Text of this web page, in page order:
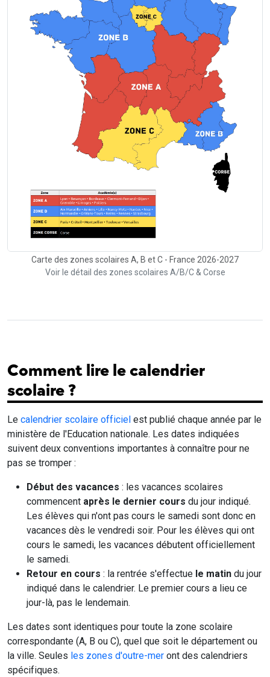
Carte des zones scolaires A, B et C - France 2026-2027
Voir le détail des zones scolaires A/B/C & Corse
Comment lire le calendrier
scolaire ?
Le calendrier scolaire officiel est publié chaque année par le
ministère de l'Education nationale. Les dates indiquées
suivent deux conventions importantes à connaître pour ne
pas se tromper :
Début des vacances : les vacances scolaires
commencent après le dernier cours du jour indiqué.
Les élèves qui n'ont pas cours le samedi sont donc en
vacances dès le vendredi soir. Pour les élèves qui ont
cours le samedi, les vacances débutent officiellement
le samedi.
Retour en cours : la rentrée s'effectue le matin du jour
indiqué dans le calendrier. Le premier cours a lieu ce
jour-là, pas le lendemain.
Les dates sont identiques pour toute la zone scolaire
correspondante (A, B ou C), quel que soit le département ou
la ville. Seules les zones d'outre-mer ont des calendriers
spécifiques.